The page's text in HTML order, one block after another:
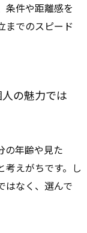
条件や距離感を
までのスピード
の魅力では
の年齢や見た
考えがちです。し
はなく、選んで